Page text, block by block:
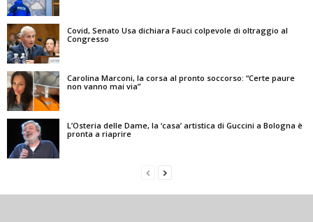
Covid, Senato Usa dichiara Fauci colpevole di oltraggio al
Congresso
Carolina Marconi, la corsa al pronto soccorso: “Certe paure
non vanno mai via”
L’Osteria delle Dame, la ‘casa’ artistica di Guccini a Bologna è
pronta a riaprire